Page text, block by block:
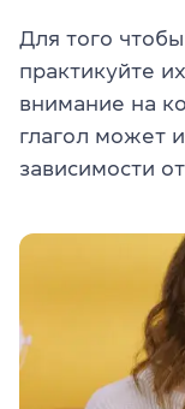
Для того
практикуйте
внимание на
глагол может
зависимости